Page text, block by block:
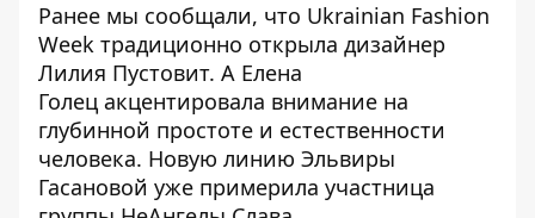
Ранее мы сообщали, что Ukrainian Fashion
Week традиционно открыла дизайнер
Лилия Пустовит. А Елена
Голец акцентировала внимание на
глубинной простоте и естественности
человека. Новую линию Эльвиры
Гасановой уже примерила участница